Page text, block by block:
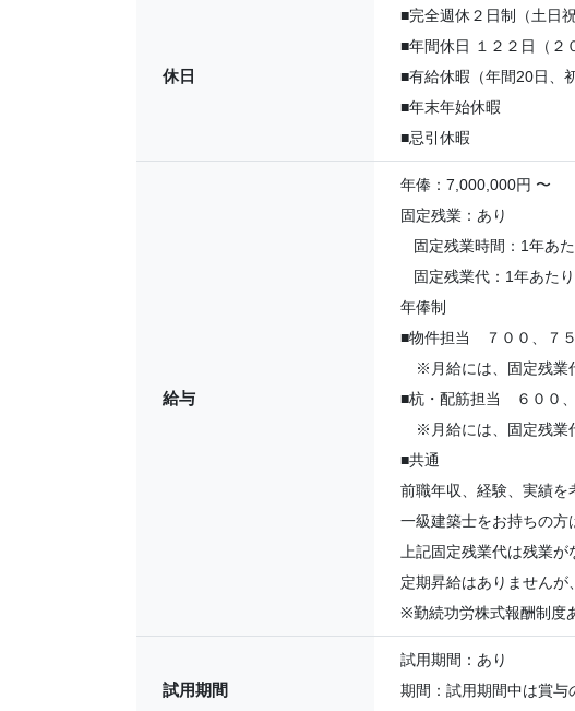
休日
■完全週休２日制（土日祝
■年間休日 １２２日（２
■有給休暇（年間20日、
■年末年始休暇
■忌引休暇
給与
年俸：7,000,000円 〜
固定残業：あり
固定残業時間：1年あ
固定残業代：1年あた
年俸制
■物件担当 ７００、７
※月給には、固定残業
■杭・配筋担当 ６００
※月給には、固定残業
■共通
前職年収、経験、実績を
一級建築士をお持ちの方
上記固定残業代は残業
定期昇給はありません
※勤続功労株式報酬制度
試用期間
試用期間：あり
期間：試用期間中は賞与